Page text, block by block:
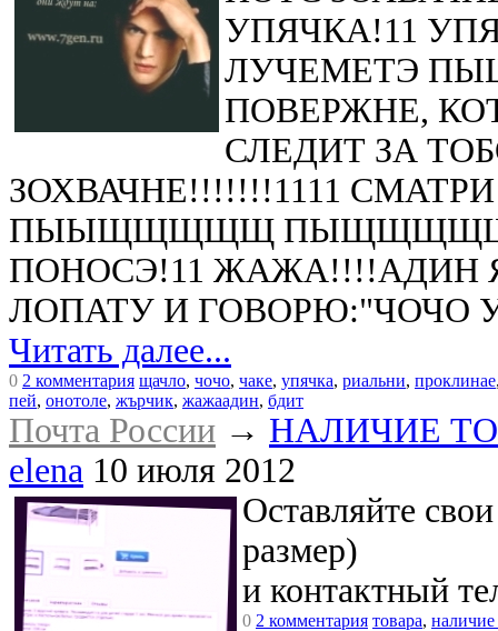
УПЯЧКА!11
ЛУЧЕМЕТЭ
ПОВЕРЖНЕ,
СЛЕДИТ ЗА
ЗОХВАЧНЕ!!!!!!!1111
ПЫЫЩЩЩЩЩ
ПОНОСЭ!11 ЖАЖА!!!!АДИН
ЛОПАТУ И ГОВОРЮ:"ЧОЧО
Читать далее...
0 2 комментария щачло, чочо, чаке, упячка, риальни, проклинае
пей, онотоле, жърчик, жажаадин, бдит
Почта России → НАЛИЧИЕ
elena 10 июля 2012
Оставляйте
размер)
и контактный
0 2 комментария товара, наличие